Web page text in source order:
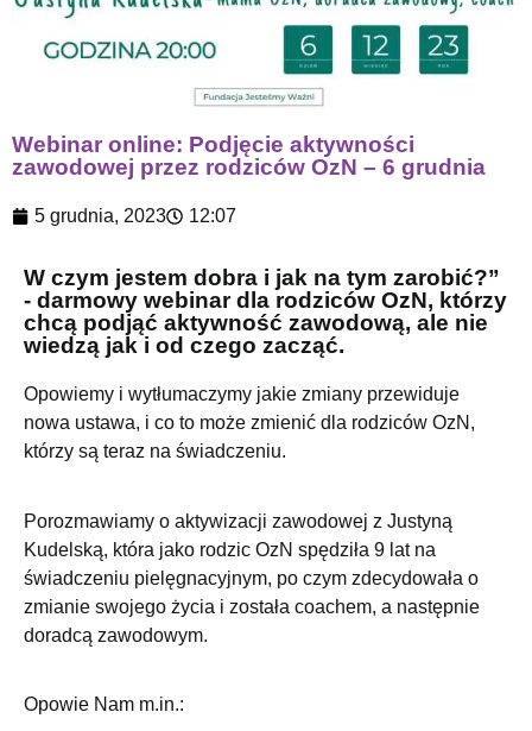
Webinar online: Podjęcie aktywności
zawodowej przez rodziców OzN – 6 grudnia
5 grudnia, 2023 12:07
W czym jestem dobra i jak na tym zarobić?”
- darmowy webinar dla rodziców OzN, którzy
chcą podjąć aktywność zawodową, ale nie
wiedzą jak i od czego zacząć.
Opowiemy i wytłumaczymy jakie zmiany przewiduje
nowa ustawa, i co to może zmienić dla rodziców OzN,
którzy są teraz na świadczeniu.
Porozmawiamy o aktywizacji zawodowej z Justyną
Kudelską, która jako rodzic OzN spędziła 9 lat na
świadczeniu pielęgnacyjnym, po czym zdecydowała o
zmianie swojego życia i została coachem, a następnie
doradcą zawodowym.
Opowie Nam m.in.: